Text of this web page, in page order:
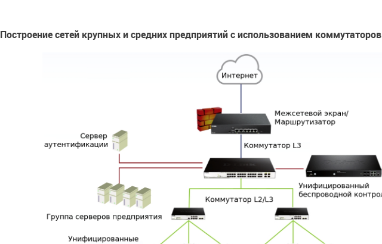
Построение сетей крупных и средних предприятий с использованием